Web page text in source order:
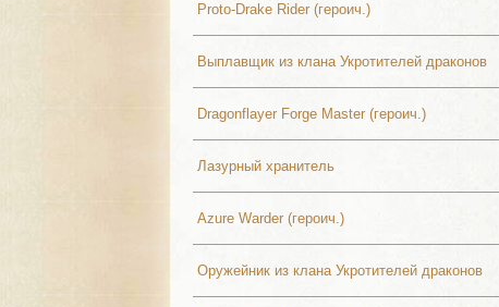
Proto-Drake Rider (героич.)
Выплавщик из клана Укротителей драконов
Dragonflayer Forge Master (героич.)
Лазурный хранитель
Azure Warder (героич.)
Оружейник из клана Укротителей драконов